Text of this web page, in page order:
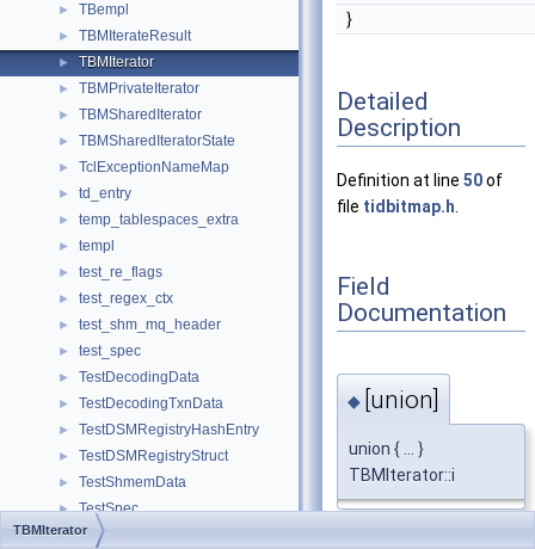
► TBempl
► TBMIterateResult
► TBMIterator
► TBMPrivateIterator
► TBMSharedIterator
► TBMSharedIteratorState
► TclExceptionNameMap
► td_entry
► temp_tablespaces_extra
► templ
► test_re_flags
► test_regex_ctx
► test_shm_mq_header
► test_spec
► TestDecodingData
► TestDecodingTxnData
► TestDSMRegistryHashEntry
► TestDSMRegistryStruct
► TestShmemData
► TestSpec
► TextFreq
}
Detailed
Description
Definition at line 50of
file tidbitmap.h
Field
Documentation
◆ [union]
union { ... }
TBMIterator::i
TBMIterator